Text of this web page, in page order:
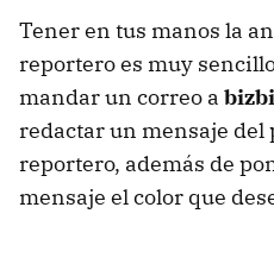
Tener en tus manos la
reportero es muy
mandar un correo a
redactar un mensaje del
reportero, además de
mensaje el color que